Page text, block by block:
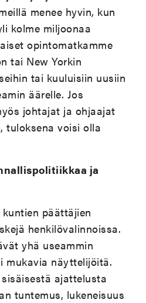
menee hyvin, kun
kolme miljoonaa
opintomatkamme
tai New Yorkin
tai kuuluisiin uusiin
äärelle. Jos
johtajat ja ohjaajat
tuloksena voisi olla
ja
päättäjien
henkilövalinnoissa.
yhä useammin
mukavia näyttelijöitä.
ajattelusta
tuntemus, lukeneisuus